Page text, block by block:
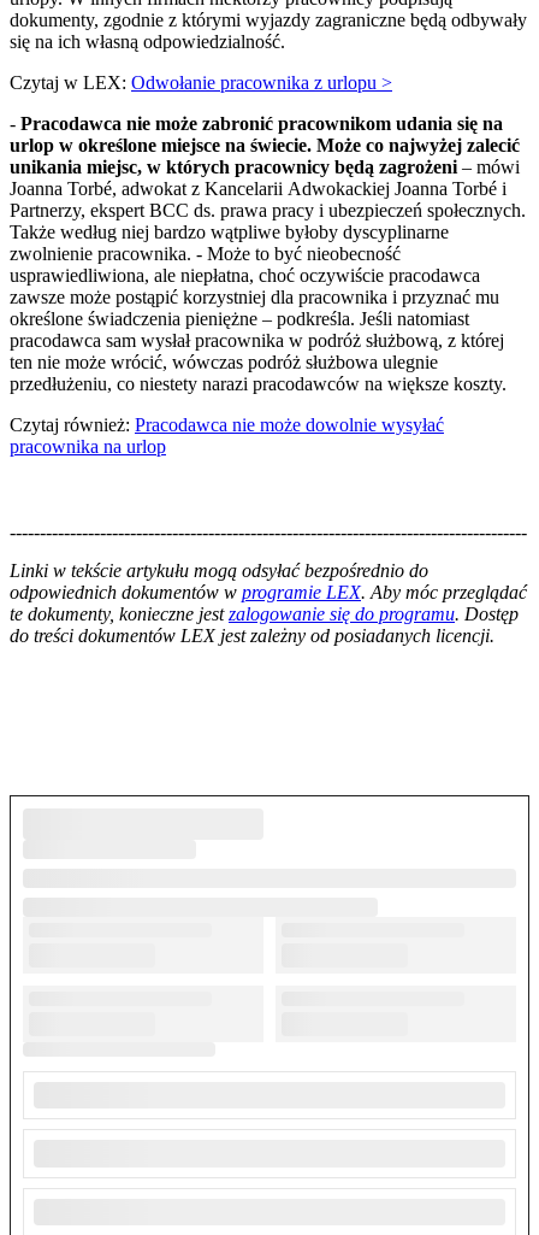
dokumenty, zgodnie z którymi wyjazdy zagraniczne będą odbywały
się na ich własną odpowiedzialność.
Czytaj w LEX: Odwołanie pracownika z urlopu >
- Pracodawca nie może zabronić pracownikom udania się na
urlop w określone miejsce na świecie. Może co najwyżej zalecić
unikania miejsc, w których pracownicy będą zagrożeni – mówi
Joanna Torbé, adwokat z Kancelarii Adwokackiej Joanna Torbé i
Partnerzy, ekspert BCC ds. prawa pracy i ubezpieczeń społecznych.
Także według niej bardzo wątpliwe byłoby dyscyplinarne
zwolnienie pracownika. - Może to być nieobecność
usprawiedliwiona, ale niepłatna, choć oczywiście pracodawca
zawsze może postąpić korzystniej dla pracownika i przyznać mu
określone świadczenia pieniężne – podkreśla. Jeśli natomiast
pracodawca sam wysłał pracownika w podróż służbową, z której
ten nie może wrócić, wówczas podróż służbowa ulegnie
przedłużeniu, co niestety narazi pracodawców na większe koszty.
Czytaj również: Pracodawca nie może dowolnie wysyłać
pracownika na urlop
--------------------------------------------------------------------------------------
Linki w tekście artykułu mogą odsyłać bezpośrednio do
odpowiednich dokumentów w programie LEX. Aby móc przeglądać
te dokumenty, konieczne jestzalogowanie się do programu. Dostęp
do treści dokumentów LEX jest zależny od posiadanych licencji.